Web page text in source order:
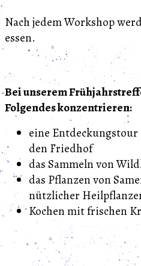
Nach jedem Workshop
essen.
Bei unserem
Folgendes konzentrieren:
eine
den Friedhof
das Sammeln von
das Pflanzen von
nützlicher
Kochen mit frischen